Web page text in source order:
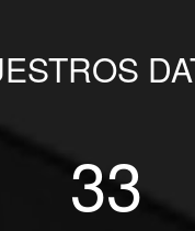
33